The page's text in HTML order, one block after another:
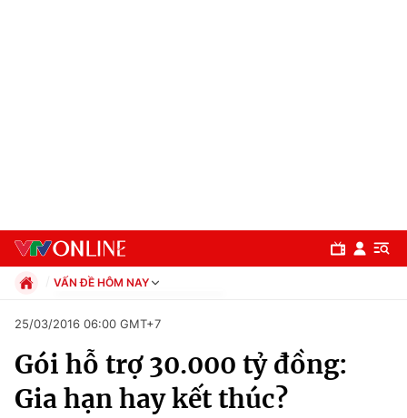
Chuyên mục
Chính trị
VẤN ĐỀ HÔM NAY
Xã hội
Pháp luật
Thể thao
25/03/2016 06:00 GMT+7
Gói hỗ trợ 30.000 tỷ đồng:
Gia hạn hay kết thúc?